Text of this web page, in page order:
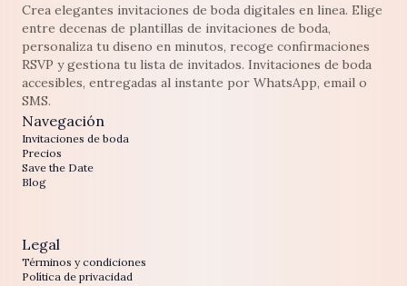
Crea elegantes invitaciones de boda digitales en linea. Elige
entre decenas de plantillas de invitaciones de boda,
personaliza tu diseno en minutos, recoge confirmaciones
RSVP y gestiona tu lista de invitados. Invitaciones de boda
accesibles, entregadas al instante por WhatsApp, email o
SMS.
Navegación
Invitaciones de boda
Precios
Save the Date
Blog
Legal
Términos y condiciones
Política de privacidad